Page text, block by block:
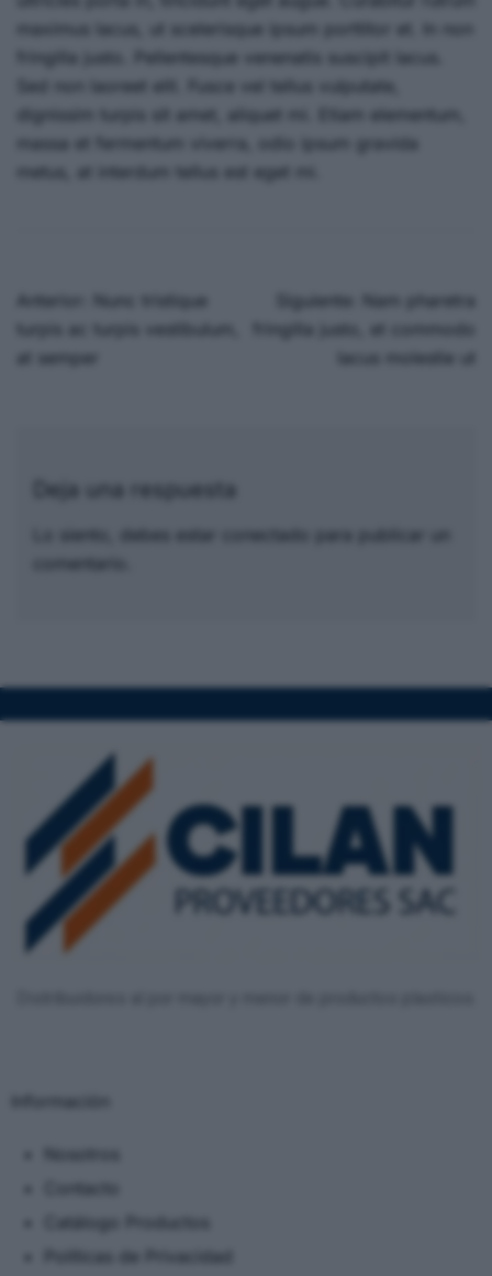
maximus lacus, ut scelerisque ipsum porttitor et. In non
fringilla justo. Pellentesque venenatis suscipit lacus.
Sed non laoreet elit. Fusce vel tellus vulputate,
dignissim turpis sit amet, aliquet mi. Etiam elementum,
massa et fermentum viverra, odio ipsum gravida
metus, at interdum tellus est eget mi.
Anterior:
Nunc tristique
at semper
Siguiente:
Nam pharetra
lacus molestie ut
Deja una respuesta
Información
Políticas de Privacidad